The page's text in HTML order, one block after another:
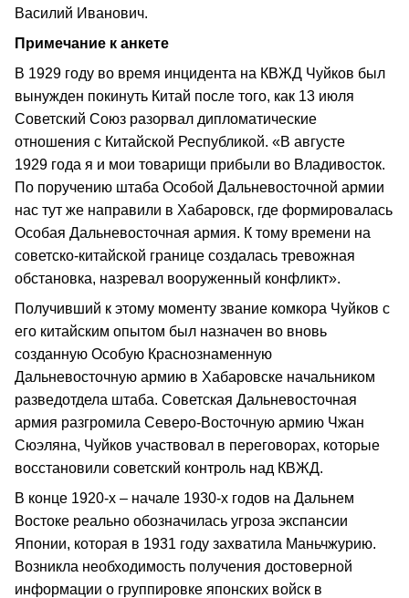
Василий Иванович.
Примечание к анкете
В 1929 году во время инцидента на КВЖД Чуйков был
вынужден покинуть Китай после того, как 13 июля
Советский Союз разорвал дипломатические
отношения с Китайской Республикой. «В августе
1929 года я и мои товарищи прибыли во Владивосток.
По поручению штаба Особой Дальневосточной армии
нас тут же направили в Хабаровск, где формировалась
Особая Дальневосточная армия. К тому времени на
советско-китайской границе создалась тревожная
обстановка, назревал вооруженный конфликт».
Получивший к этому моменту звание комкора Чуйков с
его китайским опытом был назначен во вновь
созданную Особую Краснознаменную
Дальневосточную армию в Хабаровске начальником
разведотдела штаба. Советская Дальневосточная
армия разгромила Северо-Восточную армию Чжан
Сюэляна, Чуйков участвовал в переговорах, которые
восстановили советский контроль над КВЖД.
В конце 1920-х – начале 1930-х годов на Дальнем
Востоке реально обозначилась угроза экспансии
Японии, которая в 1931 году захватила Маньчжурию.
Возникла необходимость получения достоверной
информации о группировке японских войск в